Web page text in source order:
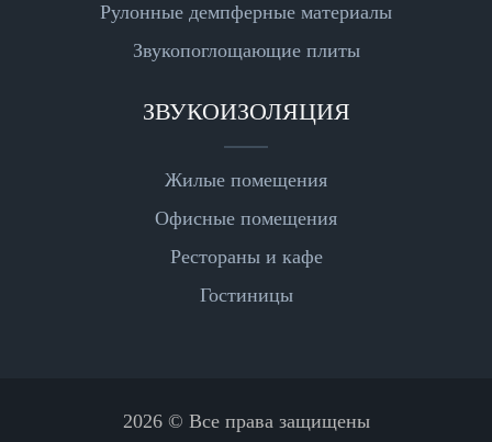
Рулонные демпферные материалы
Звукопоглощающие плиты
ЗВУКОИЗОЛЯЦИЯ
Жилые помещения
Офисные помещения
Рестораны и кафе
Гостиницы
2026 © Все права защищены